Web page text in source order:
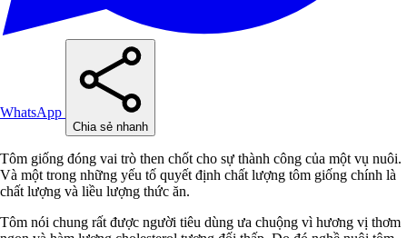
WhatsApp
Chia sẻ nhanh
Tôm giống đóng vai trò then chốt cho sự thành công của một vụ nuôi.
Và một trong những yếu tố quyết định chất lượng tôm giống chính là
chất lượng và liều lượng thức ăn.
Tôm nói chung rất được người tiêu dùng ưa chuộng vì hương vị thơm